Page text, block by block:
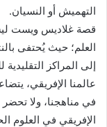
التهميش أو النسيان.
قصة غلاديس ويست
العلم؛ حيث يُحتفى
إلى المراكز
عالمنا الإفريقي،
في مناهجنا، ولا
الإفريقي في العلوم